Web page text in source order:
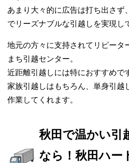
あまり大々的に広告は打ち出さず
でリーズナブルな引越しを実現し
地元の方々に支持されてリピータ
まち引越センター。
近距離引越しには特におすすめで
家族引越しはもちろん、単身引越
作業してくれます。
秋田で温かい引
なら！秋田ハー